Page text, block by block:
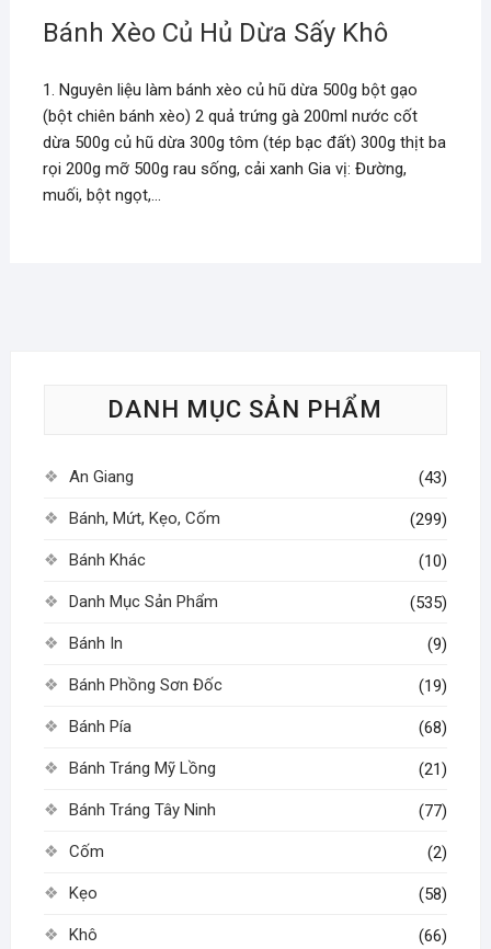
Bánh Xèo Củ Hủ Dừa Sấy Khô
1. Nguyên liệu làm bánh xèo củ hũ dừa 500g bột gạo
(bột chiên bánh xèo) 2 quả trứng gà 200ml nước cốt
dừa 500g củ hũ dừa 300g tôm (tép bạc đất) 300g thịt ba
rọi 200g mỡ 500g rau sống, cải xanh Gia vị: Đường,
muối, bột ngọt,…
DANH MỤC SẢN PHẨM
An Giang (43)
Bánh, Mứt, Kẹo, Cốm (299)
Bánh Khác (10)
Danh Mục Sản Phẩm (535)
Bánh In (9)
Bánh Phồng Sơn Đốc (19)
Bánh Pía (68)
Bánh Tráng Mỹ Lồng (21)
Bánh Tráng Tây Ninh (77)
Cốm (2)
Kẹo (58)
Khô (66)